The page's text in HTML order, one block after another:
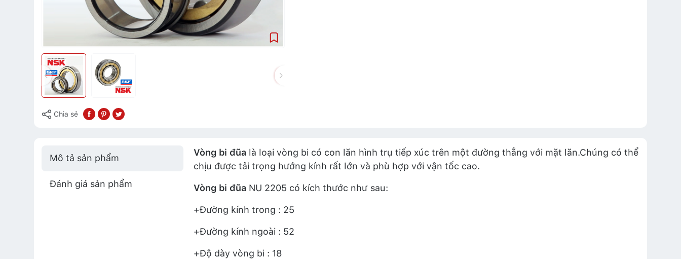
Chia sẻ
Mô tả sản phẩm
Đánh giá sản phẩm
Vòng bi đũa là loại vòng bi có con lăn hình trụ tiếp xúc trên một đường thẳng với mặt lăn.Chúng có thể
chịu được tải trọng hướng kính rất lớn và phù hợp với vận tốc cao.
Vòng bi đũa NU 2205 có kích thước như sau:
+Đường kính trong : 25
+Đường kính ngoài : 52
+Độ dày vòng bi : 18